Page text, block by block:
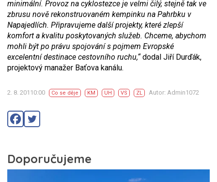
minimální. Provoz na cyklostezce je velmi čilý, stejně tak ve
zbrusu nově rekonstruovaném kempinku na Pahrbku v
Napajedlích. Připravujeme další projekty, které zlepší
komfort a kvalitu poskytovaných služeb. Chceme, abychom
mohli být po právu spojování s pojmem Evropské
excelentní destinace cestovního ruchu,“dodal Jiří Durďák,
projektový manažer Baťova kanálu.
2. 8. 20110:00 Co se děje KM UH VS ZL Autor: Admin1072